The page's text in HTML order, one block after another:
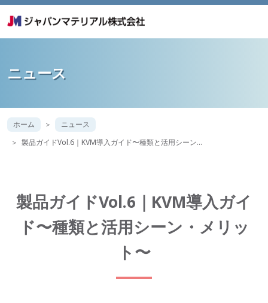
ニュース
ホーム
ニュース
製品ガイドVol.6｜KVM導入ガイド〜種類と活用シーン…
製品ガイドVol.6｜KVM導入ガイ
ド〜種類と活用シーン・メリッ
ト〜